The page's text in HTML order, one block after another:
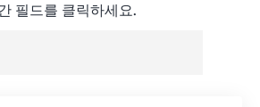
필드를 클릭하세요.